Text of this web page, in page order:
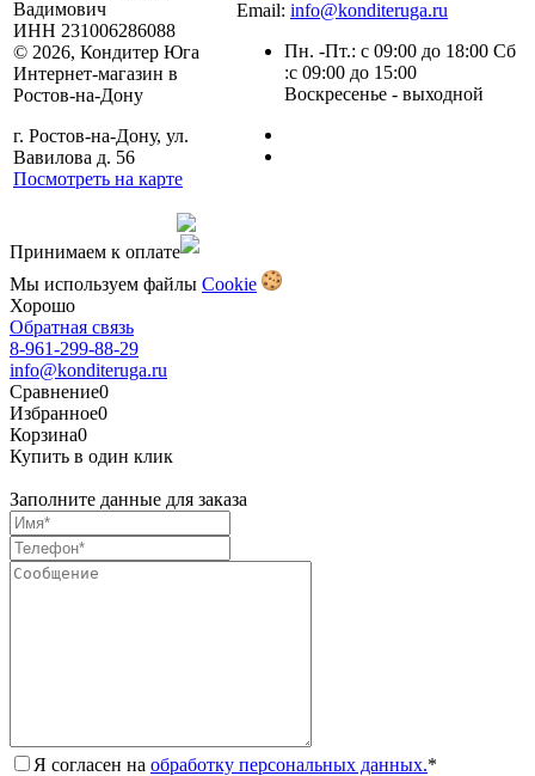
Вадимович
ИНН 231006286088
© 2026, Кондитер Юга
Интернет-магазин в
Ростов-на-Дону
г. Ростов-на-Дону, ул.
Вавилова д. 56
Посмотреть на карте
Email: info@konditeruga.ru
Пн. -Пт.: с 09:00 до 18:00 Сб
:с 09:00 до 15:00
Воскресенье - выходной
Принимаем к оплате
Мы используем файлы Сookie
Хорошо
Обратная связь
8-961-299-88-29
info@konditeruga.ru
Сравнение0
Избранное0
Корзина0
Купить в один клик
Заполните данные для заказа
Я согласен на обработку персональных данных.*